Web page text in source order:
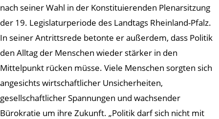
nach seiner Wahl in der Konstituierenden Plenarsitzung
der 19. Legislaturperiode des Landtags Rheinland-Pfalz.
In seiner Antrittsrede betonte er außerdem, dass Politik
den Alltag der Menschen wieder stärker in den
Mittelpunkt rücken müsse. Viele Menschen sorgten sich
angesichts wirtschaftlicher Unsicherheiten,
gesellschaftlicher Spannungen und wachsender
Bürokratie um ihre Zukunft. „Politik darf sich nicht mit